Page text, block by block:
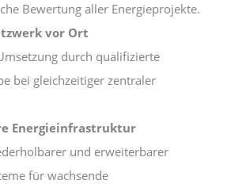
Bewertung aller Energieprojekte.
vor Ort
durch qualifizierte
bei gleichzeitiger zentraler
Energieinfrastruktur
und erweiterbarer
für wachsende